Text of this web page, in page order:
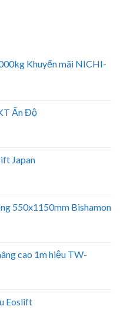
Khuyến mãi NICHI-
Ấn Độ
Japan
550x1150mm Bishamon
cao 1m hiệu TW-
Eoslift